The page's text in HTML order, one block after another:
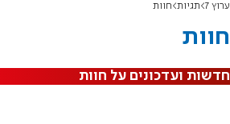
ערוץ 7 תגיות חוות
חוות
חדשות ועדכונים על חוות